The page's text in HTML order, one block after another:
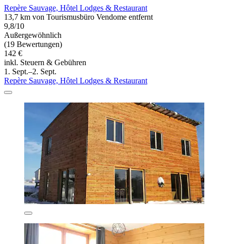
Repère Sauvage, Hôtel Lodges & Restaurant
13,7 km von Tourismusbüro Vendome entfernt
9,8/10
Außergewöhnlich
(19 Bewertungen)
142 €
inkl. Steuern & Gebühren
1. Sept.–2. Sept.
Repère Sauvage, Hôtel Lodges & Restaurant